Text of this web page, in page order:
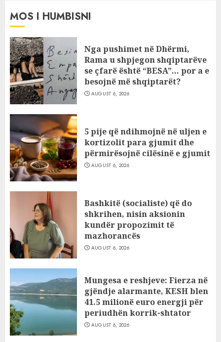
MOS I HUMBISNI
Nga pushimet në Dhërmi,
Rama u shpjegon shqiptarëve
se çfarë është “BESA”… por a e
besojnë më shqiptarët?
AUGUST 6, 2026
5 pije që ndihmojnë në uljen e
kortizolit para gjumit dhe
përmirësojnë cilësinë e gjumit
AUGUST 6, 2026
Bashkitë (socialiste) që do
shkrihen, nisin aksionin
kundër propozimit të
mazhorancës
AUGUST 6, 2026
Mungesa e reshjeve: Fierza në
gjëndje alarmante, KESH blen
41.5 milionë euro energji për
periudhën korrik-shtator
AUGUST 6, 2026